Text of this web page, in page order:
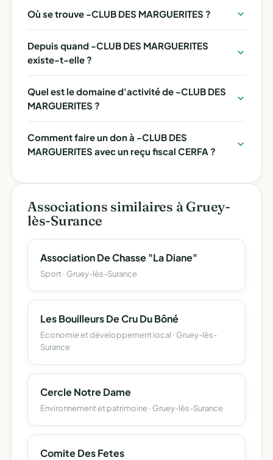
Où se trouve -CLUB DES MARGUERITES ?
Depuis quand -CLUB DES MARGUERITES
existe-t-elle ?
Quel est le domaine d'activité de -CLUB DES
MARGUERITES ?
Comment faire un don à -CLUB DES
MARGUERITES avec un reçu fiscal CERFA ?
Associations similaires à Gruey-
lès-Surance
Association De Chasse "La Diane"
Sport · Gruey-lès-Surance
Les Bouilleurs De Cru Du Bôné
Economie et développement local · Gruey-lès-
Surance
Cercle Notre Dame
Environnement et patrimoine · Gruey-lès-Surance
Comite Des Fetes